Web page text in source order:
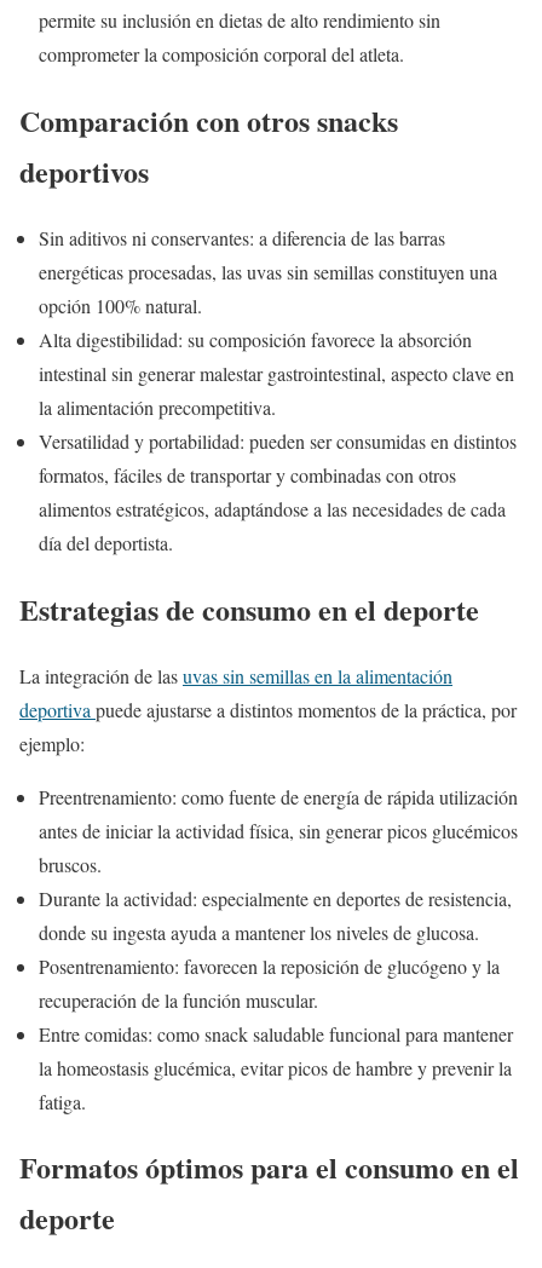
permite su inclusión en dietas de alto rendimiento sin
comprometer la composición corporal del atleta.
Comparación con otros snacks
deportivos
Sin aditivos ni conservantes: a diferencia de las barras
energéticas procesadas, las uvas sin semillas constituyen una
opción 100% natural.
Alta digestibilidad: su composición favorece la absorción
intestinal sin generar malestar gastrointestinal, aspecto clave en
la alimentación precompetitiva.
Versatilidad y portabilidad: pueden ser consumidas en distintos
formatos, fáciles de transportar y combinadas con otros
alimentos estratégicos, adaptándose a las necesidades de cada
día del deportista.
Estrategias de consumo en el deporte
La integración de lasuvas sin semillas en la alimentación
deportiva puede ajustarse a distintos momentos de la práctica, por
ejemplo:
Preentrenamiento: como fuente de energía de rápida utilización
antes de iniciar la actividad física, sin generar picos glucémicos
bruscos.
Durante la actividad: especialmente en deportes de resistencia,
donde su ingesta ayuda a mantener los niveles de glucosa.
Posentrenamiento: favorecen la reposición de glucógeno y la
recuperación de la función muscular.
Entre comidas: como snack saludable funcional para mantener
la homeostasis glucémica, evitar picos de hambre y prevenir la
fatiga.
Formatos óptimos para el consumo en el
deporte